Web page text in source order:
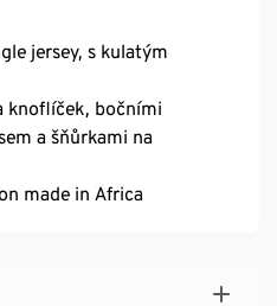
jersey, s kulatým
knoflíček, bočními
a šňůrkami na
made in Africa